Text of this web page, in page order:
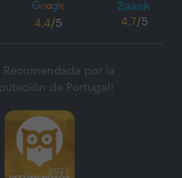
4.4/5 4.7/5
Recomendada por la
de Portugal!